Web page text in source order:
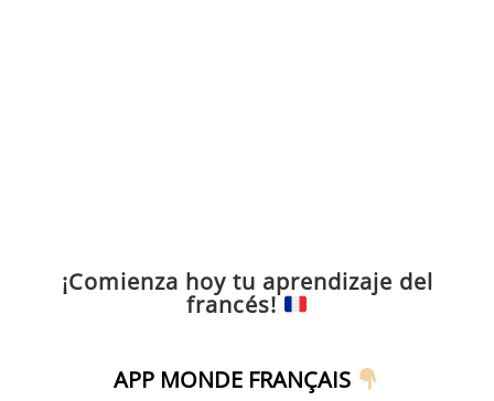
¡Comienza hoy tu aprendizaje del
francés!
APP MONDE FRANÇAIS